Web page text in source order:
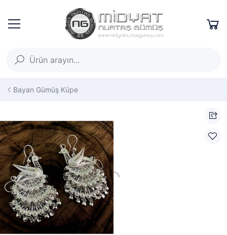
Bayan Gümüş Küpe